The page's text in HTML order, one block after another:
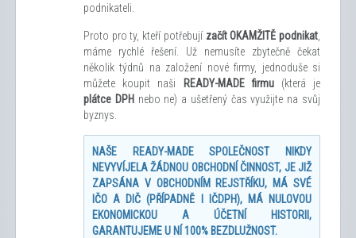
podnikateli.
Proto pro ty, kteří potřebují začít OKAMŽITĚ podnikat
máme rychlé řešení. Už nemusíte zbytečně čekat
několik týdnů na založení nové firmy, jednoduše si
můžete koupit naši
READY-MADE firmu(která je
plátce DPH nebo ne) a ušetřený čas využijte na svůj
byznys.
NAŠE READY-MADE SPOLEČNOST NIKDY
NEVYVÍJELA ŽÁDNOU OBCHODNÍ ČINNOST, JE JIŽ
ZAPSÁNA V OBCHODNÍM REJSTŘÍKU, MÁ SVÉ
IČO A DIČ (PŘÍPADNĚ I IČDPH), MÁ NULOVOU
EKONOMICKOU A ÚČETNÍ HISTORII,
GARANTUJEME U NÍ 100% BEZDLUŽNOST.